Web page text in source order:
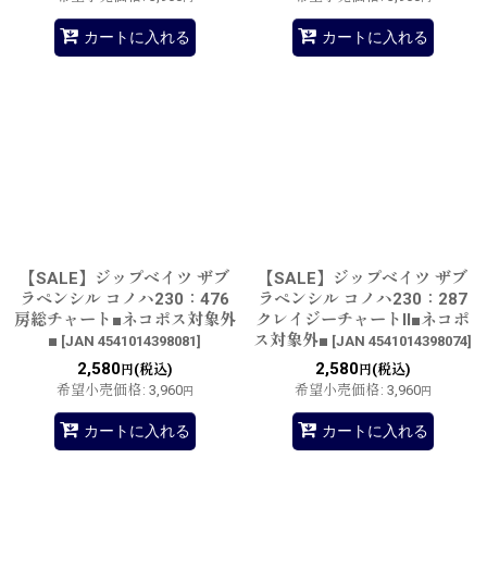
カートに入れる カートに入れる
【SALE】ジップベイツ ザブ
ラペンシル コノハ230：476
房総チャート■ネコポス対象外
■ [JAN 4541014398081]
2,580円(税込)
希望小売価格: 3,960円
カートに入れる
【SALE】ジップベイツ ザブ
ラペンシル コノハ230：287
クレイジーチャートII■ネコポ
ス対象外■ [JAN 4541014398074]
2,580円(税込)
希望小売価格: 3,960円
カートに入れる